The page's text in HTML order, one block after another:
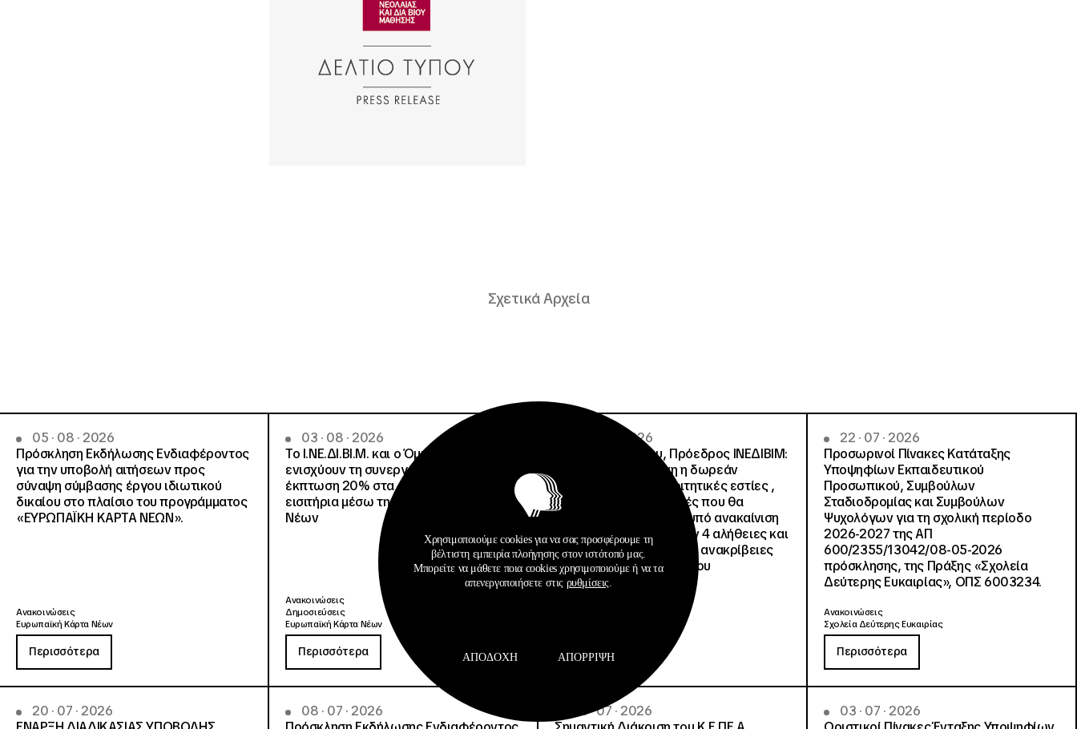
Σχετικά Αρχεία
05 · 08 · 2026
Πρόσκληση Εκδήλωσης Ενδιαφέροντος
για την υποβολή αιτήσεων προς
σύναψη σύμβασης έργου ιδιωτικού
δικαίου στο πλαίσιο του προγράμματος
«ΕΥΡΩΠΑΪΚΗ ΚΑΡΤΑ ΝΕΩΝ».
Ανακοινώσεις
Ευρωπαϊκή Κάρτα Νέων
Περισσότερα
03 · 08 · 2026
Το Ι.ΝΕ.ΔΙ.ΒΙ.Μ. και o Όμιλος Attica
ενισχύουν τη συνεργασία τους με
έκπτωση 20% στα ακτοπλοϊκά
εισιτήρια μέσω της Ευρωπαϊκής Κάρτας
Νέων
Ανακοινώσεις
Δημοσιεύσεις
Ευρωπαϊκή Κάρτα Νέων
Περισσότερα
02 · 08 · 2026
Άννα Ροκοφύλλου, Πρόεδρος ΙΝΕΔΙΒΙΜ:
Είναι εξασφαλισμένη η δωρεάν
στέγαση σε άλλες φοιτητικές εστίες ,
για όλους τους φοιτητές που θα
μετακινηθούν από την υπό ανακαίνιση
Φοιτητική Εστία Αθηνών 4 αλήθειες και
4 ψέματα για την γεμάτη ανακρίβειες
ανακοίνωση του Συλλόγου
Οικοτρόφων της ΦΕΑ
Περισσότερα
22 · 07 · 2026
Προσωρινοί Πίνακες Κατάταξης
Υποψηφίων Εκπαιδευτικού
Προσωπικού, Συμβούλων
Σταδιοδρομίας και Συμβούλων
Ψυχολόγων για τη σχολική περίοδο
2026-2027 της ΑΠ
600/2355/13042/08-05-2026
πρόσκλησης, της Πράξης «Σχολεία
Δεύτερης Ευκαιρίας», ΟΠΣ 6003234.
Ανακοινώσεις
Σχολεία Δεύτερης Ευκαιρίας
Περισσότερα
20 · 07 · 2026
08 · 07 · 2026
08 · 07 · 2026
03 · 07 · 2026
Χρησιμοποιούμε cookies για να σας προσφέρουμε τη
βέλτιστη εμπειρία πλοήγησης στον ιστότοπό μας.
Μπορείτε να μάθετε ποια cookies χρησιμοποιούμε ή να τα
απενεργοποιήσετε στις ρυθμίσεις
ΑΠΟΔΟΧΉ ΑΠΌΡΡΙΨΗ